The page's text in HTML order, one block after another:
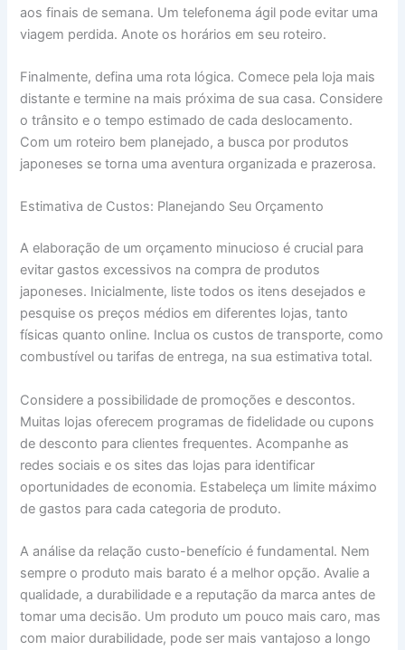
aos finais de semana. Um telefonema ágil pode evitar uma
viagem perdida. Anote os horários em seu roteiro.
Finalmente, defina uma rota lógica. Comece pela loja mais
distante e termine na mais próxima de sua casa. Considere
o trânsito e o tempo estimado de cada deslocamento.
Com um roteiro bem planejado, a busca por produtos
japoneses se torna uma aventura organizada e prazerosa.
Estimativa de Custos: Planejando Seu Orçamento
A elaboração de um orçamento minucioso é crucial para
evitar gastos excessivos na compra de produtos
japoneses. Inicialmente, liste todos os itens desejados e
pesquise os preços médios em diferentes lojas, tanto
físicas quanto online. Inclua os custos de transporte, como
combustível ou tarifas de entrega, na sua estimativa total.
Considere a possibilidade de promoções e descontos.
Muitas lojas oferecem programas de fidelidade ou cupons
de desconto para clientes frequentes. Acompanhe as
redes sociais e os sites das lojas para identificar
oportunidades de economia. Estabeleça um limite máximo
de gastos para cada categoria de produto.
A análise da relação custo-benefício é fundamental. Nem
sempre o produto mais barato é a melhor opção. Avalie a
qualidade, a durabilidade e a reputação da marca antes de
tomar uma decisão. Um produto um pouco mais caro, mas
com maior durabilidade, pode ser mais vantajoso a longo